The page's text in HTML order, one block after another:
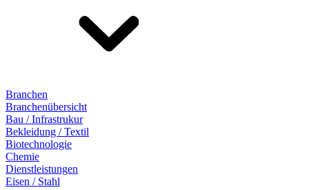
Branchen
Branchenübersicht
Bau / Infrastrukur
Bekleidung / Textil
Biotechnologie
Chemie
Dienstleistungen
Eisen / Stahl